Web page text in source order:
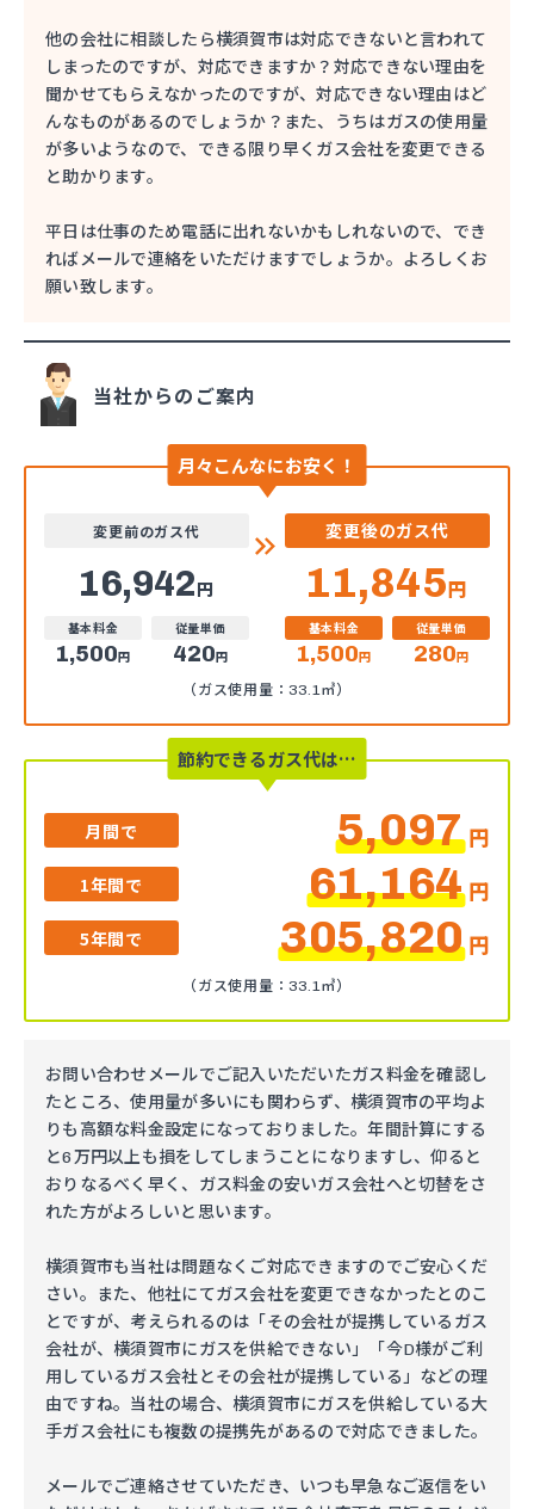
他の会社に相談したら横須賀市は対応できないと言われて
しまったのですが、対応できますか？対応できない理由を
聞かせてもらえなかったのですが、対応できない理由はど
んなものがあるのでしょうか？また、うちはガスの使用量
が多いようなので、できる限り早くガス会社を変更できる
と助かります。
平日は仕事のため電話に出れないかもしれないので、でき
ればメールで連絡をいただけますでしょうか。よろしくお
願い致します。
当社からのご案内
月々こんなにお安く！
変更前のガス代
16,942円
変更後のガス代
11,845円
基本料金
1,500円
従量単価
420円
基本料金
1,500円
従量単価
280円
（ガス使用量：33.1㎥）
節約できるガス代は…
月間で 5,097円
1年間で 61,164円
5年間で 305,820円
（ガス使用量：33.1㎥）
お問い合わせメールでご記入いただいたガス料金を確認し
たところ、使用量が多いにも関わらず、横須賀市の平均よ
りも高額な料金設定になっておりました。年間計算にする
と6万円以上も損をしてしまうことになりますし、仰ると
おりなるべく早く、ガス料金の安いガス会社へと切替をさ
れた方がよろしいと思います。
横須賀市も当社は問題なくご対応できますのでご安心くだ
さい。また、他社にてガス会社を変更できなかったとのこ
とですが、考えられるのは「その会社が提携しているガス
会社が、横須賀市にガスを供給できない」「今D様がご利
用しているガス会社とその会社が提携している」などの理
由ですね。当社の場合、横須賀市にガスを供給している大
手ガス会社にも複数の提携先があるので対応できました。
メールでご連絡させていただき、いつも早急なご返信をい